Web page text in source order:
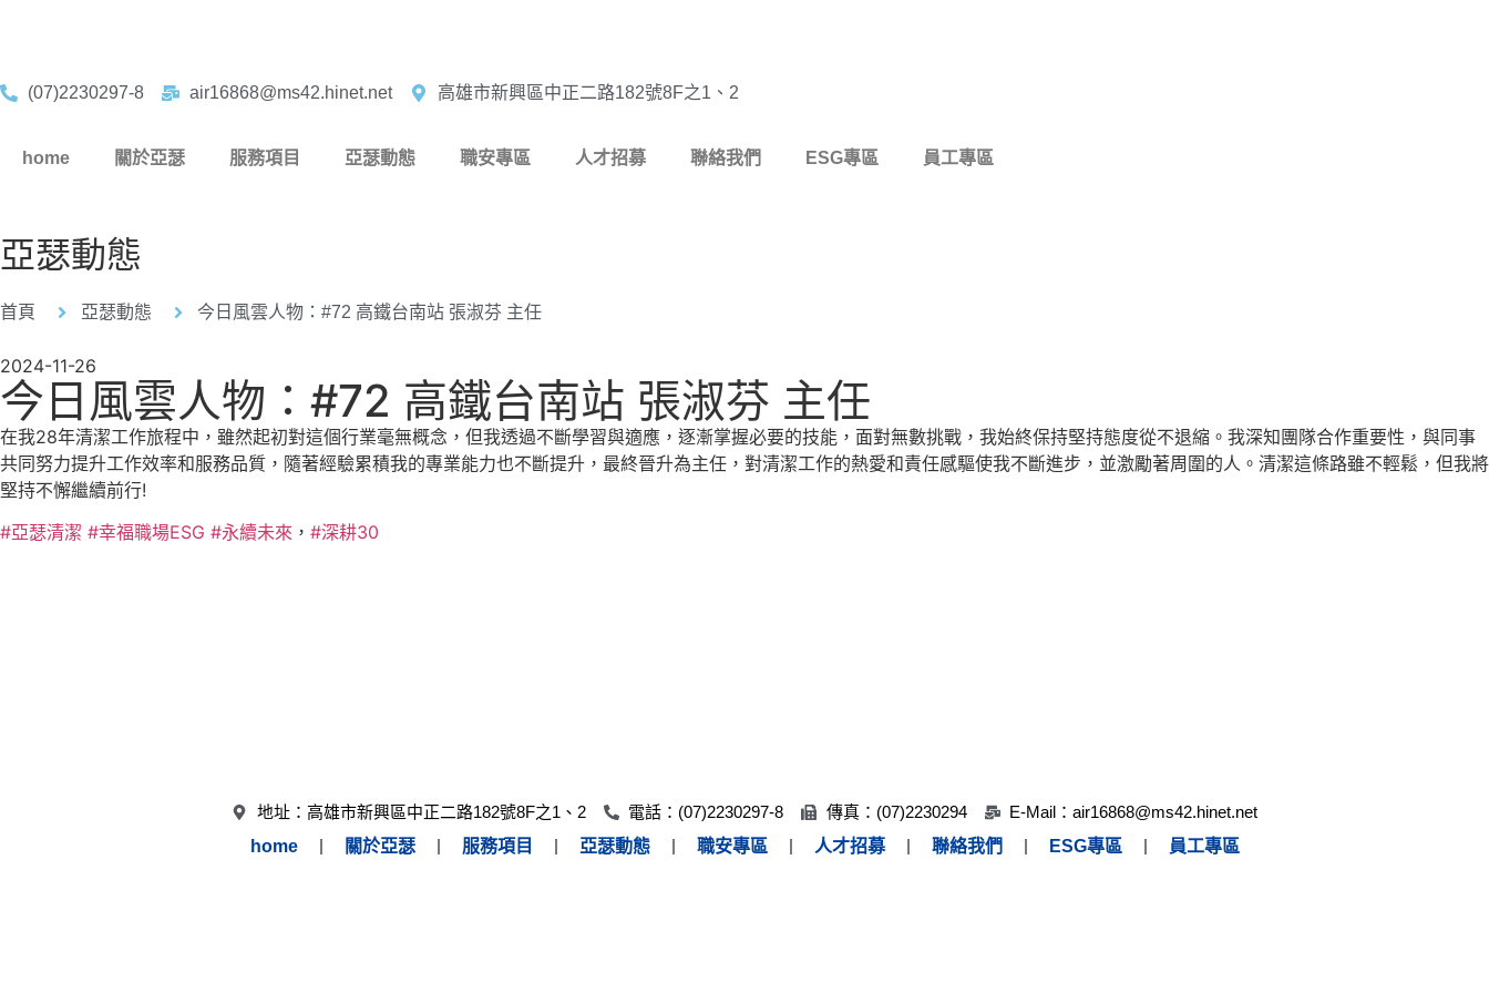
(07)2230297-8 air16868@ms42.hinet.net 高雄市新興區中正二路182號8F之1、2
home 關於亞瑟 服務項目 亞瑟動態 職安專區 人才招募 聯絡我們 ESG專區 員工專區
亞瑟動態
首頁 亞瑟動態 今日風雲人物：#72 高鐵台南站 張淑芬 主任
2024-11-26
今日風雲人物：#72 高鐵台南站 張淑芬 主任
在我28年清潔工作旅程中，雖然起初對這個行業毫無概念，但我透過不斷學習與適應，逐漸掌握必要的技能，面對無數挑戰，我始終保持堅持態度從不退縮。我深知團隊合作重要性，與同事
共同努力提升工作效率和服務品質，隨著經驗累積我的專業能力也不斷提升，最終晉升為主任，對清潔工作的熱愛和責任感驅使我不斷進步，並激勵著周圍的人。清潔這條路雖不輕鬆，但我將
堅持不懈繼續前行!
#亞瑟清潔 #幸福職場ESG #永續未來 ， #深耕30
地址：高雄市新興區中正二路182號8F之1、2 電話：(07)2230297-8 傳真：(07)2230294
E-Mail：air16868@ms42.hinet.net
home
關於亞瑟 服務項目 亞瑟動態 職安專區 人才招募 聯絡我們 ESG專區 員工專區